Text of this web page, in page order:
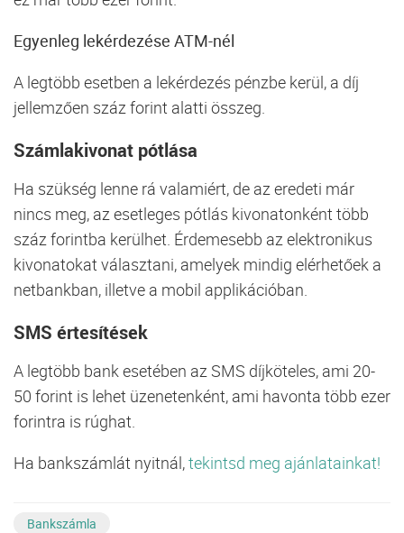
Egyenleg lekérdezése ATM-nél
A legtöbb esetben a lekérdezés pénzbe kerül, a díj
jellemzően száz forint alatti összeg.
Számlakivonat pótlása
Ha szükség lenne rá valamiért, de az eredeti már
nincs meg, az esetleges pótlás kivonatonként több
száz forintba kerülhet. Érdemesebb az elektronikus
kivonatokat választani, amelyek mindig elérhetőek a
netbankban, illetve a mobil applikációban.
SMS értesítések
A legtöbb bank esetében az SMS díjköteles, ami 20-
50 forint is lehet üzenetenként, ami havonta több ezer
forintra is rúghat.
Ha bankszámlát nyitnál,tekintsd meg ajánlatainkat!
Bankszámla